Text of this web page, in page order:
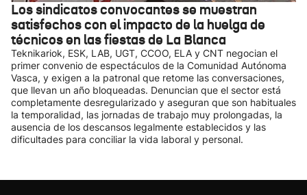
Los sindicatos convocantes se muestran
satisfechos con el impacto de la huelga de
técnicos en las fiestas de La Blanca
Teknikariok, ESK, LAB, UGT, CCOO, ELA y CNT negocian el
primer convenio de espectáculos de la Comunidad Autónoma
Vasca, y exigen a la patronal que retome las conversaciones,
que llevan un año bloqueadas. Denuncian que el sector está
completamente desregularizado y aseguran que son habituales
la temporalidad, las jornadas de trabajo muy prolongadas, la
ausencia de los descansos legalmente establecidos y las
dificultades para conciliar la vida laboral y personal.